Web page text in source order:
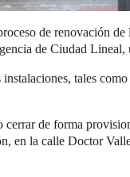
de renovación
de Ciudad Lineal,
tales
cerrar de forma
en la calle Doctor